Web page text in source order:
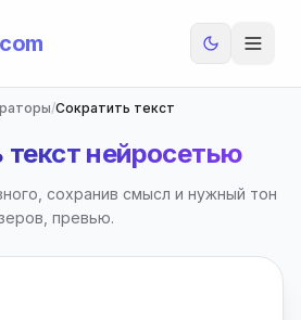
/Сократить текст
текст нейросетью
сохранив смысл и нужный тон
превью.